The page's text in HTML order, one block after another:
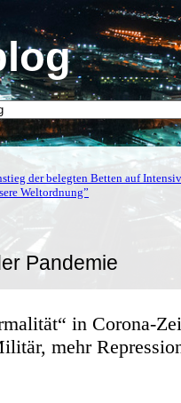
der belegten Betten auf
Weltordnung”
Pandemie
in Corona-
mehr